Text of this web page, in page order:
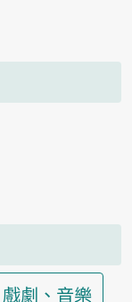
戲劇、音樂